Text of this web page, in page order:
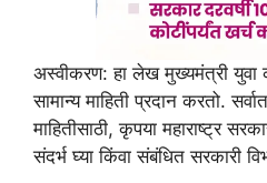
अस्वीकरण: हा लेख मुख्यमंत्री युवा
सामान्य माहिती प्रदान करतो.
माहितीसाठी, कृपया महाराष्ट्र
संदर्भ घ्या किंवा संबंधित सरकारी